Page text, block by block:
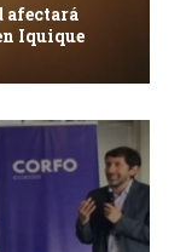
afectará
Iquique